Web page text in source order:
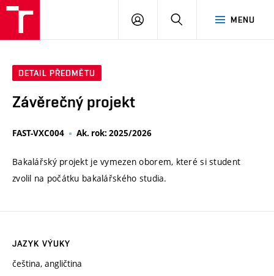
MENU
PŘIHLÁSIT
DETAIL PŘEDMĚTU
Závěrečný projekt
FAST-VXC004 Ak. rok: 2025/2026
Bakalářský projekt je vymezen oborem, které si student
zvolil na počátku bakalářského studia.
JAZYK VÝUKY
čeština, angličtina